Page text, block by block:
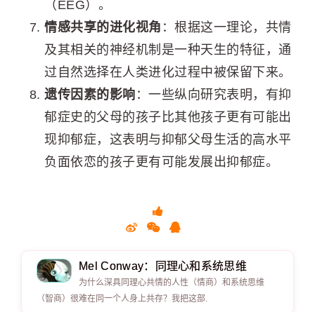
（EEG）。
情感共享的进化视角 ：根据这一理论，共情
及其相关的神经机制是一种天生的特征，通
过自然选择在人类进化过程中被保留下来。
遗传因素的影响 ：一些纵向研究表明，有抑
郁症史的父母的孩子比其他孩子更有可能出
现抑郁症，这表明与抑郁父母生活的高水平
负面依恋的孩子更有可能发展出抑郁症。
Mel Conway：同理心和系统思维
为什么深具同理心共情的人性（情商）和系统思维
（智商）很难在同一个人身上共存？我把这部.